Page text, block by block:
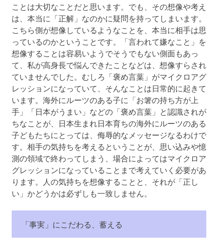
ことは大切なことだと思います。でも、その想像や考え
は、本当に「正解」なのかに疑問を持ってしまいます。
こちら側が想像しているようなことを、本当に相手は思
っているのかということです。「言われて嫌なこと」を
想像することは容易いようでそうでもない側面もあっ
て、私が高身長で悩んできたことなどは、想像すらされ
ていませんでした。むしろ「褒め言葉」がマイクロアグ
レッションになっていて、そんなことは日常的に起きて
います。海外にルーツのある子に「お箸の持ち方が上
手」「日本がうまい」などの「褒め言葉」と認識されが
ちなことが、日本生まれ日本育ちの海外にルーツのある
子どもたちにとっては、侮辱的なメッセージなるわけで
す。相手の気持ちを考えるということが、思い込みや憶
測の領域で終わってしまう、場合によってはマイクロア
グレッションになっていることまで考えていく必要があ
ります。人の気持ちを想像することと、それが「正し
い」かどうかは必ずしも一致しません。
「事実」にこだわる、蓄える